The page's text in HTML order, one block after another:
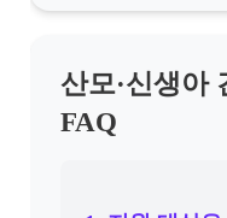
산모·신생아
FAQ